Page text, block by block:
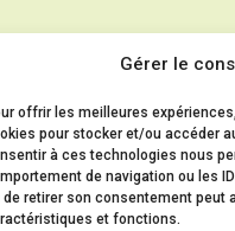
Gérer le
offrir les meilleures
pour stocker et/ou accéder
à ces technologies nous
de navigation ou les
de retirer son consentement peut
et fonctions.